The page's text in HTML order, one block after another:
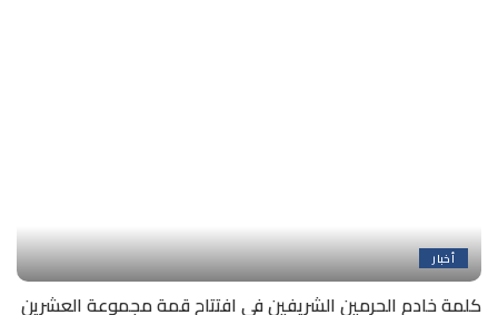
أخبار
كلمة خادم الحرمين الشريفين في افتتاح قمة مجموعة العشرين